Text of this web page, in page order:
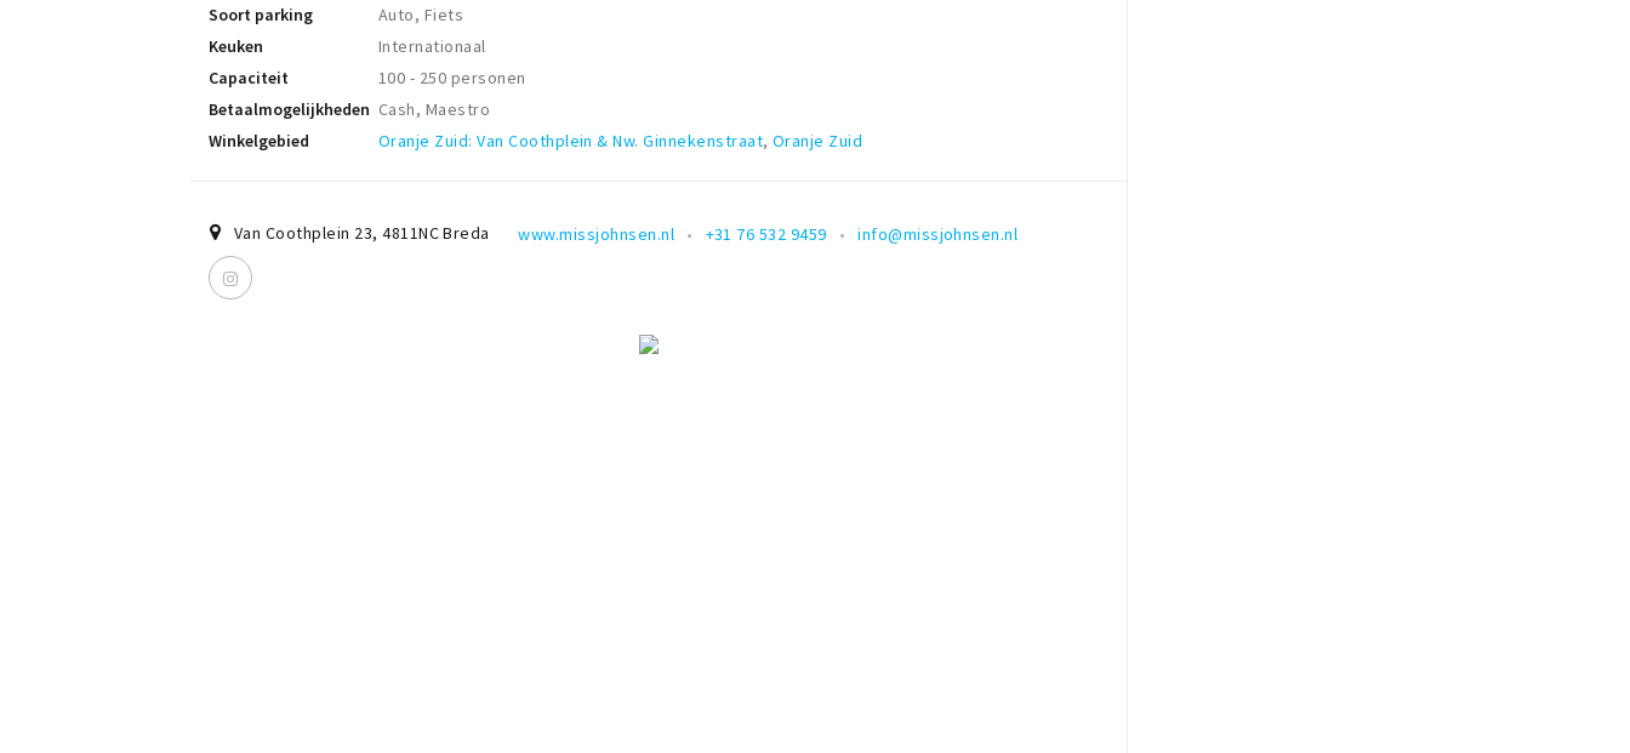
Soort parking
Auto, Fiets
Keuken
Internationaal
Capaciteit
100 - 250 personen
Betaalmogelijkheden Cash, Maestro
Winkelgebied
Oranje Zuid: Van Coothplein & Nw. Ginnekenstraat,Oranje Zuid
Van Coothplein 23,4811NCBreda www.missjohnsen.nl +31 76 532 9459 info@missjohnsen.nl